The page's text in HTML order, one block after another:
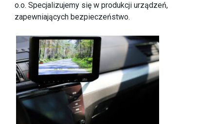
o.o. Specjalizujemy się w produkcji urządzeń,
zapewniających bezpieczeństwo.